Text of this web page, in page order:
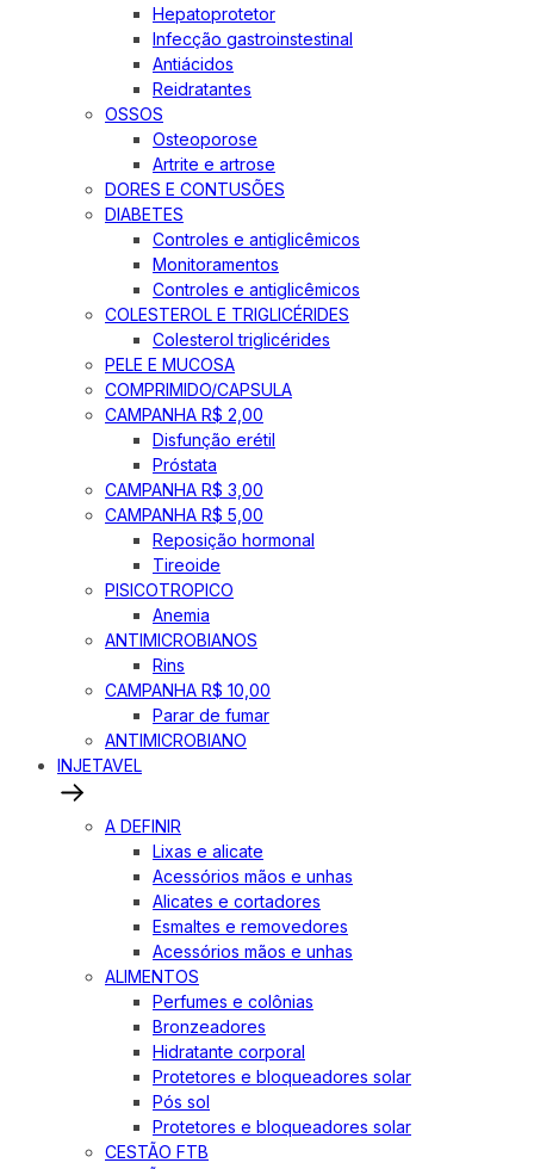
Hepatoprotetor
Infecção gastroinstestinal
Antiácidos
Reidratantes
OSSOS
Osteoporose
Artrite e artrose
DORES E CONTUSÕES
DIABETES
Controles e antiglicêmicos
Monitoramentos
Controles e antiglicêmicos
COLESTEROL E TRIGLICÉRIDES
Colesterol triglicérides
PELE E MUCOSA
COMPRIMIDO/CAPSULA
CAMPANHA R$ 2,00
Disfunção erétil
Próstata
CAMPANHA R$ 3,00
CAMPANHA R$ 5,00
Reposição hormonal
Tireoide
PISICOTROPICO
Anemia
ANTIMICROBIANOS
Rins
CAMPANHA R$ 10,00
Parar de fumar
ANTIMICROBIANO
INJETAVEL
A DEFINIR
Lixas e alicate
Acessórios mãos e unhas
Alicates e cortadores
Esmaltes e removedores
Acessórios mãos e unhas
ALIMENTOS
Perfumes e colônias
Bronzeadores
Hidratante corporal
Protetores e bloqueadores solar
Pós sol
Protetores e bloqueadores solar
CESTÃO FTB